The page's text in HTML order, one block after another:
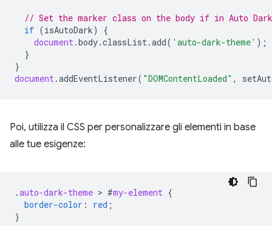
// Set the marker class on the body if in Auto Dark
if (isAutoDark)
{
document.body.classList.add( 'auto-dark-theme' );
}
}
document.addEventListener( "DOMContentLoaded" ,
Poi, utilizza il CSS per personalizzare gli elementi in base
alle tue esigenze:
.auto-dark-theme > #my-element {
border-color : red ;
}